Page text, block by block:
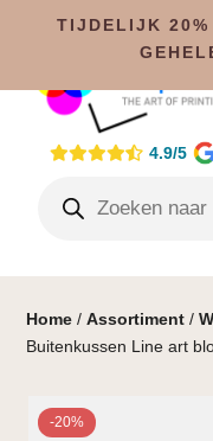
4.9/5
Home /Assortiment /
Buitenkussen Line art
-20%
TIJDELIJK 20%